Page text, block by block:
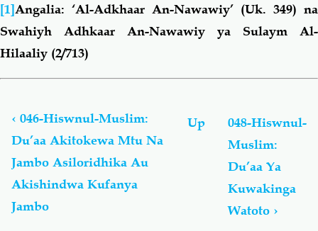
[1]Angalia: ‘Al-Adkhaar An-Nawawiy’ (Uk. 349) na
Swahiyh Adhkaar An-Nawawiy ya Sulaym Al-
Hilaaliy (2/713)
links
for
Hiswnul-
Muslim:
Du’aa
Adhkaar
‹ 046-Hiswnul-Muslim:
Du’aa Akitokewa Mtu Na
Jambo Asiloridhika Au
Akishindwa Kufanya
Jambo
Up
048-Hiswnul-
Muslim:
Du’aa Ya
Kuwakinga
Watoto ›